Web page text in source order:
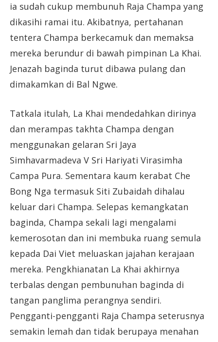
ia sudah cukup membunuh Raja Champa yang
dikasihi ramai itu. Akibatnya, pertahanan
tentera Champa berkecamuk dan memaksa
mereka berundur di bawah pimpinan La Khai.
Jenazah baginda turut dibawa pulang dan
dimakamkan di Bal Ngwe.
Tatkala itulah, La Khai mendedahkan dirinya
dan merampas takhta Champa dengan
menggunakan gelaran Sri Jaya
Simhavarmadeva V Sri Hariyati Virasimha
Campa Pura. Sementara kaum kerabat Che
Bong Nga termasuk Siti Zubaidah dihalau
keluar dari Champa. Selepas kemangkatan
baginda, Champa sekali lagi mengalami
kemerosotan dan ini membuka ruang semula
kepada Dai Viet meluaskan jajahan kerajaan
mereka. Pengkhianatan La Khai akhirnya
terbalas dengan pembunuhan baginda di
tangan panglima perangnya sendiri.
Pengganti-pengganti Raja Champa seterusnya
semakin lemah dan tidak berupaya menahan